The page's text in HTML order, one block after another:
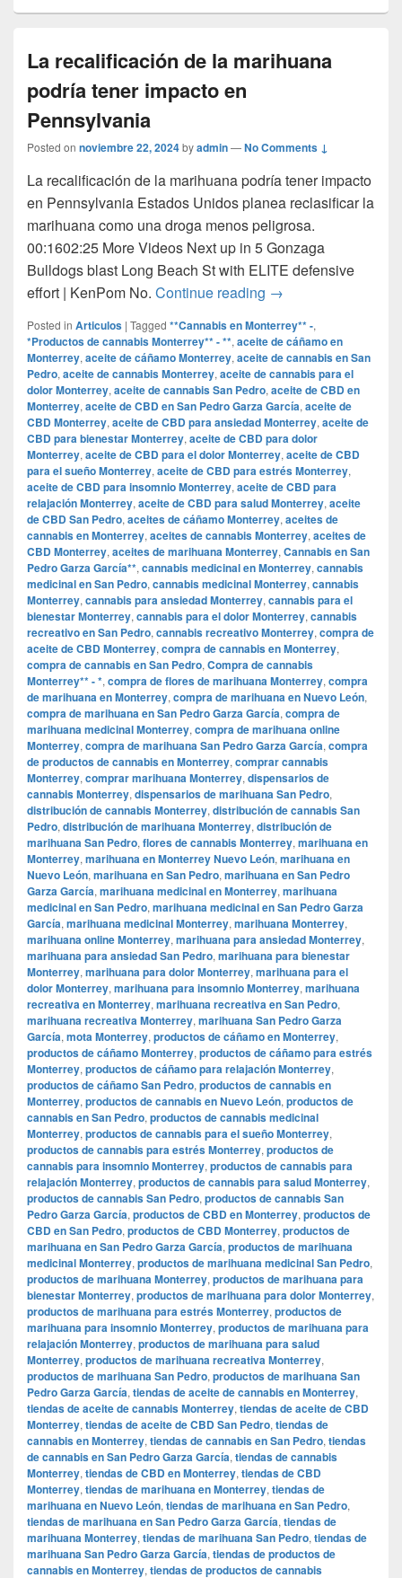
La recalificación de la marihuana
podría tener impacto en
Pennsylvania
Posted on noviembre 22, 2024byadmin—No Comments ↓
La recalificación de la marihuana podría tener impacto
en Pennsylvania Estados Unidos planea reclasificar la
marihuana como una droga menos peligrosa.
00:1602:25 More Videos Next up in 5 Gonzaga
Bulldogs blast Long Beach St with ELITE defensive
effort | KenPom No. Continue reading La recalificación de
→
Posted in Articulos | Tagged **Cannabis en Monterrey** -,
*Productos de cannabis Monterrey** - **, aceite de cáñamo en
Monterrey, aceite de cáñamo Monterrey, aceite de cannabis en San
Pedro, aceite de cannabis Monterrey, aceite de cannabis para el
dolor Monterrey, aceite de cannabis San Pedro, aceite de CBD en
Monterrey, aceite de CBD en San Pedro Garza García, aceite de
CBD Monterrey, aceite de CBD para ansiedad Monterrey, aceite de
CBD para bienestar Monterrey, aceite de CBD para dolor
Monterrey, aceite de CBD para el dolor Monterrey, aceite de CBD
para el sueño Monterrey, aceite de CBD para estrés Monterrey,
aceite de CBD para insomnio Monterrey, aceite de CBD para
relajación Monterrey, aceite de CBD para salud Monterrey, aceite
de CBD San Pedro, aceites de cáñamo Monterrey, aceites de
cannabis en Monterrey, aceites de cannabis Monterrey, aceites de
CBD Monterrey, aceites de marihuana Monterrey, Cannabis en San
Pedro Garza García**, cannabis medicinal en Monterrey, cannabis
medicinal en San Pedro, cannabis medicinal Monterrey, cannabis
Monterrey, cannabis para ansiedad Monterrey, cannabis para el
bienestar Monterrey, cannabis para el dolor Monterrey, cannabis
recreativo en San Pedro, cannabis recreativo Monterrey, compra de
aceite de CBD Monterrey, compra de cannabis en Monterrey,
compra de cannabis en San Pedro, Compra de cannabis
Monterrey** - *, compra de flores de marihuana Monterrey, compra
de marihuana en Monterrey, compra de marihuana en Nuevo León,
compra de marihuana en San Pedro Garza García, compra de
marihuana medicinal Monterrey, compra de marihuana online
Monterrey, compra de marihuana San Pedro Garza García, compra
de productos de cannabis en Monterrey, comprar cannabis
Monterrey, comprar marihuana Monterrey, dispensarios de
cannabis Monterrey, dispensarios de marihuana San Pedro,
distribución de cannabis Monterrey, distribución de cannabis San
Pedro, distribución de marihuana Monterrey, distribución de
marihuana San Pedro, flores de cannabis Monterrey, marihuana en
Monterrey, marihuana en Monterrey Nuevo León, marihuana en
Nuevo León, marihuana en San Pedro, marihuana en San Pedro
Garza García, marihuana medicinal en Monterrey, marihuana
medicinal en San Pedro, marihuana medicinal en San Pedro Garza
García, marihuana medicinal Monterrey, marihuana Monterrey,
marihuana online Monterrey, marihuana para ansiedad Monterrey,
marihuana para ansiedad San Pedro, marihuana para bienestar
Monterrey, marihuana para dolor Monterrey, marihuana para el
dolor Monterrey, marihuana para insomnio Monterrey, marihuana
recreativa en Monterrey, marihuana recreativa en San Pedro,
marihuana recreativa Monterrey, marihuana San Pedro Garza
García, mota Monterrey, productos de cáñamo en Monterrey,
productos de cáñamo Monterrey, productos de cáñamo para estrés
Monterrey, productos de cáñamo para relajación Monterrey,
productos de cáñamo San Pedro, productos de cannabis en
Monterrey, productos de cannabis en Nuevo León, productos de
cannabis en San Pedro, productos de cannabis medicinal
Monterrey, productos de cannabis para el sueño Monterrey,
productos de cannabis para estrés Monterrey, productos de
cannabis para insomnio Monterrey, productos de cannabis para
relajación Monterrey, productos de cannabis para salud Monterrey,
productos de cannabis San Pedro, productos de cannabis San
Pedro Garza García, productos de CBD en Monterrey, productos de
CBD en San Pedro, productos de CBD Monterrey, productos de
marihuana en San Pedro Garza García, productos de marihuana
medicinal Monterrey, productos de marihuana medicinal San Pedro,
productos de marihuana Monterrey, productos de marihuana para
bienestar Monterrey, productos de marihuana para dolor Monterrey,
productos de marihuana para estrés Monterrey, productos de
marihuana para insomnio Monterrey, productos de marihuana para
relajación Monterrey, productos de marihuana para salud
Monterrey, productos de marihuana recreativa Monterrey,
productos de marihuana San Pedro, productos de marihuana San
Pedro Garza García, tiendas de aceite de cannabis en Monterrey,
tiendas de aceite de cannabis Monterrey, tiendas de aceite de CBD
Monterrey, tiendas de aceite de CBD San Pedro, tiendas de
cannabis en Monterrey, tiendas de cannabis en San Pedro, tiendas
de cannabis en San Pedro Garza García, tiendas de cannabis
Monterrey, tiendas de CBD en Monterrey, tiendas de CBD
Monterrey, tiendas de marihuana en Monterrey, tiendas de
marihuana en Nuevo León, tiendas de marihuana en San Pedro,
tiendas de marihuana en San Pedro Garza García, tiendas de
marihuana Monterrey, tiendas de marihuana San Pedro, tiendas de
marihuana San Pedro Garza García, tiendas de productos de
cannabis en Monterrey, tiendas de productos de cannabis